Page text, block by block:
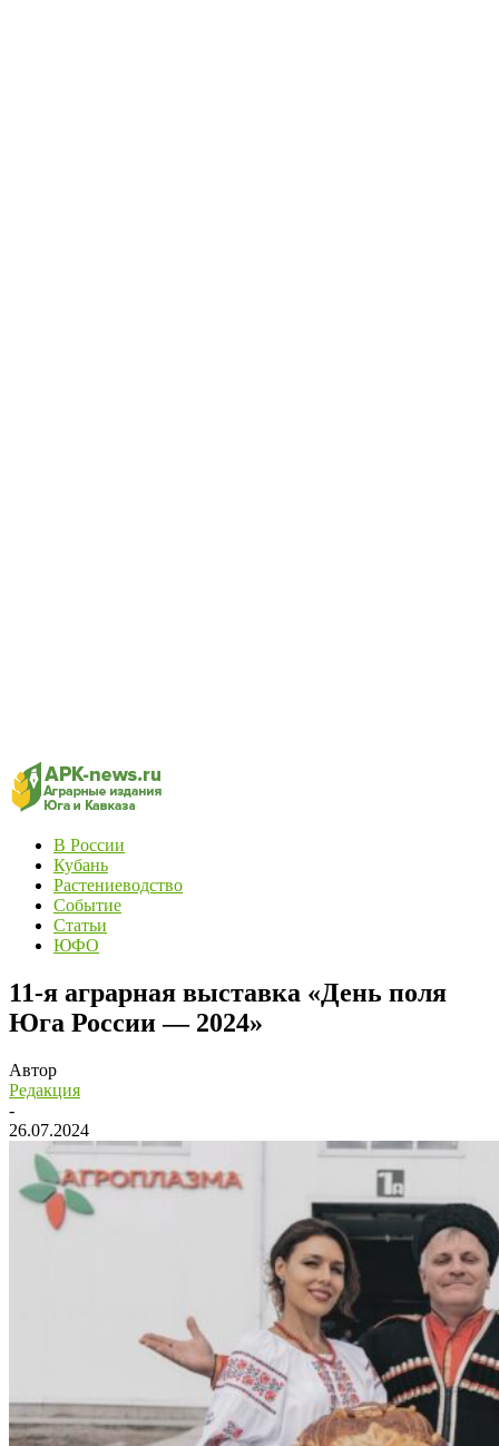
В России
Кубань
Растениеводство
Событие
Статьи
ЮФО
11-я аграрная выставка «День поля
Юга России — 2024»
Автор
Редакция
-
26.07.2024